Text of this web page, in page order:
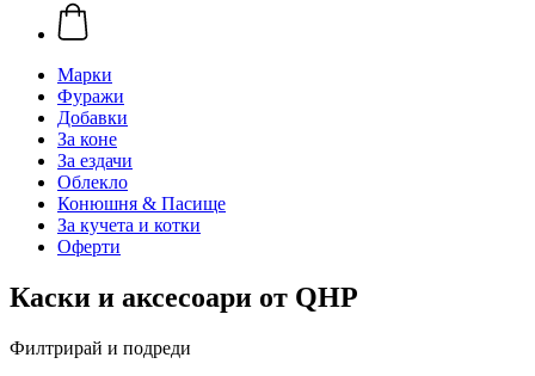
Марки
Фуражи
Добавки
За коне
За ездачи
Облекло
Конюшня & Пасище
За кучета и котки
Оферти
Каски и аксесоари от QHP
Филтрирай и подреди